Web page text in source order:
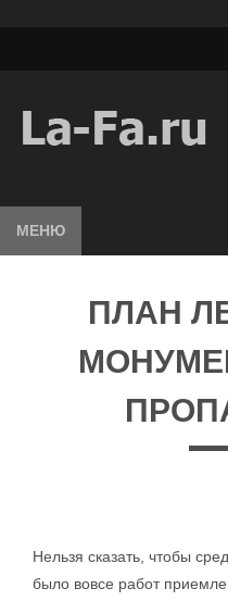
МЕНЮ
ПЛАН
Нельзя сказать, чтобы
было вовсе работ